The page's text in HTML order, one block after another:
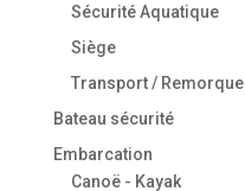
Sécurité Aquatique
Siège
Transport / Remorque
Bateau sécurité
Embarcation
Canoë - Kayak